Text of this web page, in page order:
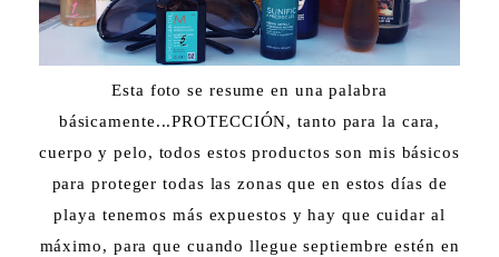
Esta foto se resume en una palabra
básicamente...PROTECCIÓN, tanto para la cara,
cuerpo y pelo, todos estos productos son mis básicos
para proteger todas las zonas que en estos días de
playa tenemos más expuestos y hay que cuidar al
máximo, para que cuando llegue septiembre estén en